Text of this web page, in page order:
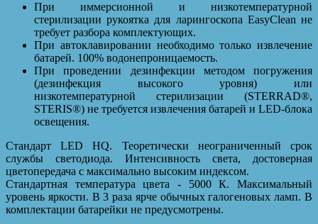
При иммерсионной и низкотемпературной
стерилизации рукоятка для ларингоскопа EasyClean не
требует разбора комплектующих.
При автоклавировании необходимо только извлечение
батарей. 100% водонепроницаемость.
При проведении дезинфекции методом погружения
(дезинфекция высокого уровня) или
низкотемпературной стерилизации (STERRAD®,
STERIS®) не требуется извлечения батарей и LED-блока
освещения.
Стандарт LED HQ. Теоретически неограниченный срок
службы светодиода. Интенсивность света, достоверная
цветопередача с максимально высоким индексом.
Стандартная температура цвета - 5000 К. Максимальный
уровень яркости. В 3 раза ярче обычных галогеновых ламп. В
комплектации батарейки не предусмотрены.